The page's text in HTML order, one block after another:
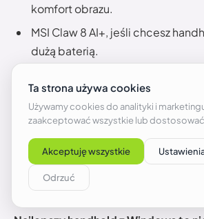
komfort obrazu.
MSI Claw 8 AI+, jeśli chcesz
dużą baterią.
ekranu.
ASUS ROG Ally, jeśli chcesz
handheld taniej.
GPD Win 4, jeśli potrzebujesz
AYANEO Kun, jeśli lubisz sprzęt